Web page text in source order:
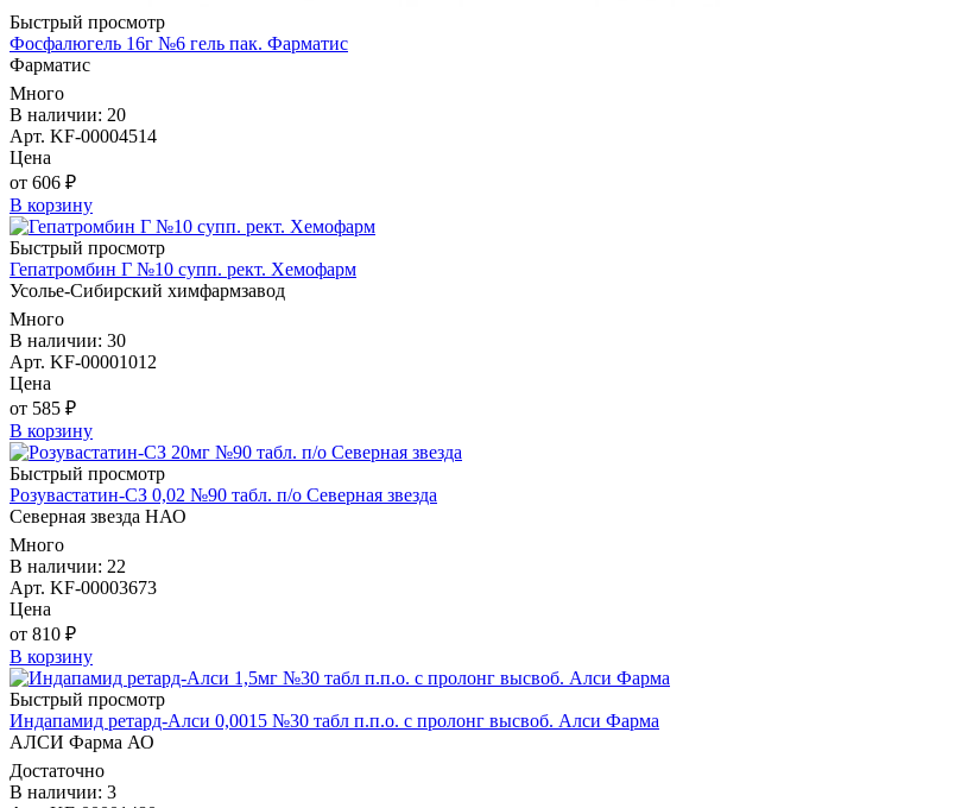
Быстрый просмотр
Фосфалюгель 16г №6 гель пак. Фарматис
Фарматис
Много
В наличии: 20
Арт. KF-00004514
Цена
от 606 ₽
В корзину
Быстрый просмотр
Гепатромбин Г №10 супп. рект. Хемофарм
Усолье-Сибирский химфармзавод
Много
В наличии: 30
Арт. KF-00001012
Цена
от 585 ₽
В корзину
Быстрый просмотр
Розувастатин-СЗ 0,02 №90 табл. п/о Северная звезда
Северная звезда НАО
Много
В наличии: 22
Арт. KF-00003673
Цена
от 810 ₽
В корзину
Быстрый просмотр
Индапамид ретард-Алси 0,0015 №30 табл п.п.о. с пролонг высвоб. Алси Фарма
АЛСИ Фарма АО
Достаточно
В наличии: 3